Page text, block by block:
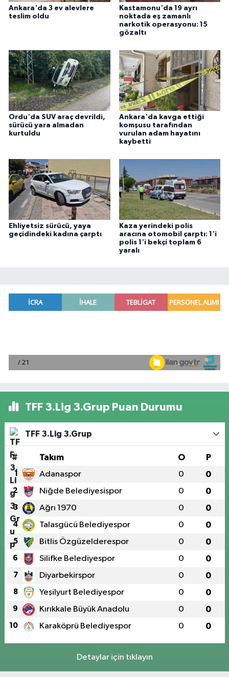
Ankara'da 3 ev alevlere
teslim oldu
Kastamonu'da 19 ayrı
noktada eş zamanlı
narkotik operasyonu: 15
gözaltı
Ordu'da SUV araç devrildi,
sürücü yara almadan
kurtuldu
Ankara'da kavga ettiği
komşusu tarafından
vurulan adam hayatını
kaybetti
Ehliyetsiz sürücü, yaya
geçidindeki kadına çarptı
Kaza yerindeki polis
aracına otomobil çarptı: 1'i
polis 1'i bekçi toplam 6
yaralı
TFF 3.Lig 3.Grup Puan Durumu
TFF 3.Lig 3.Grup
# Takım O P
1 Adanaspor 0 0
2 Niğde Belediyesispor 0 0
3 Ağrı 1970 0 0
4 Talasgücü Belediyespor 0 0
5 Bitlis Özgüzelderespor 0 0
6 Silifke Belediyespor 0 0
7 Diyarbekirspor 0 0
8 Yeşilyurt Belediyespor 0 0
9 Kırıkkale Büyük Anadolu 0 0
10 Karaköprü Belediyespor 0 0
Detaylar için tıklayın